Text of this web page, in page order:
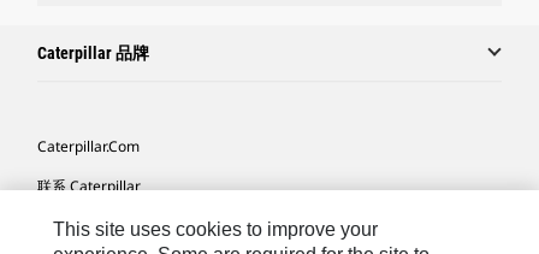
Caterpillar 品牌
Caterpillar.com
联系 Caterpillar
我的营销首选项
This site uses cookies to improve your